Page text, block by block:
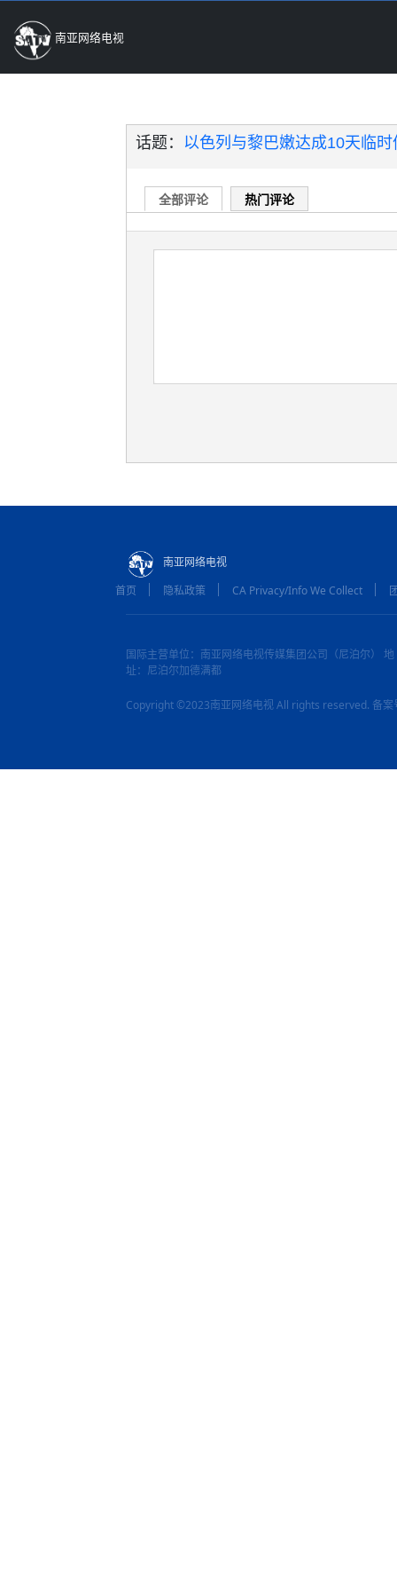
南亚网络电视
话题： 以色列与黎巴嫩达成10天临
全部评论 热门评论
南亚网络电视
首页
隐私政策 CA Privacy/Info We Collect
国际主营单位：南亚网络电视传媒集团公司（尼泊尔） 地
址：尼泊尔加德满都
Copyright ©2023南亚网络电视 All rights reserved. 备